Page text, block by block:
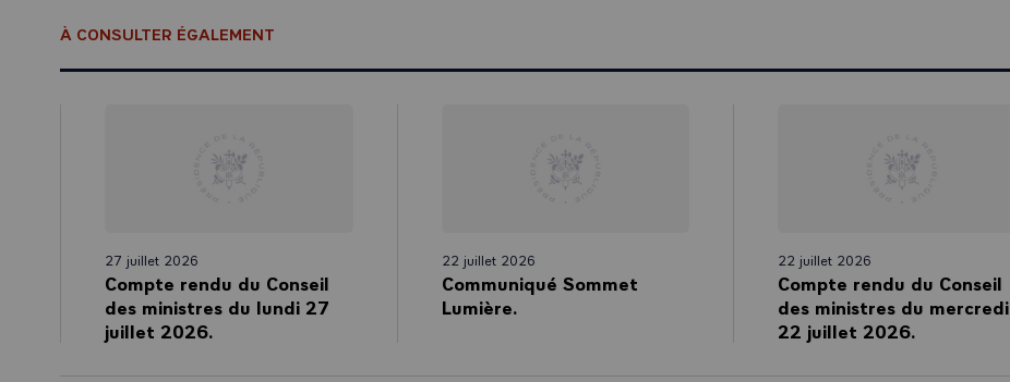
À CONSULTER ÉGALEMENT
27 juillet 2026
Compte rendu du Conseil
des ministres du lundi 27
juillet 2026.
22 juillet 2026
Communiqué Sommet
Lumière.
22 juillet 2026
Compte rendu du Conseil
des ministres du mercredi
22 juillet 2026.